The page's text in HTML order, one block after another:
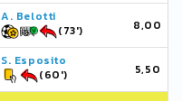
A. Belotti
(73')
8,00
S. Esposito
(60')
5,50